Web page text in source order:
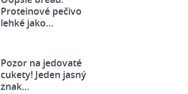
Proteinové pečivo
lehké jako…
Pozor na jedovaté
cukety! Jeden jasný
znak…